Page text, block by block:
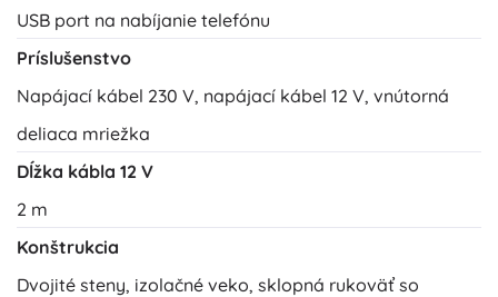
USB port na nabíjanie telefónu
Príslušenstvo
Napájací kábel 230 V, napájací kábel 12 V, vnútorná
deliaca mriežka
Dĺžka kábla 12 V
2 m
Konštrukcia
Dvojité steny, izolačné veko, sklopná rukoväť so